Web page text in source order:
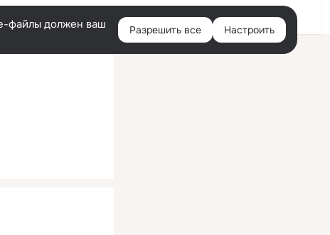
Войти
файлы должен ваш
Разрешить все Настроить